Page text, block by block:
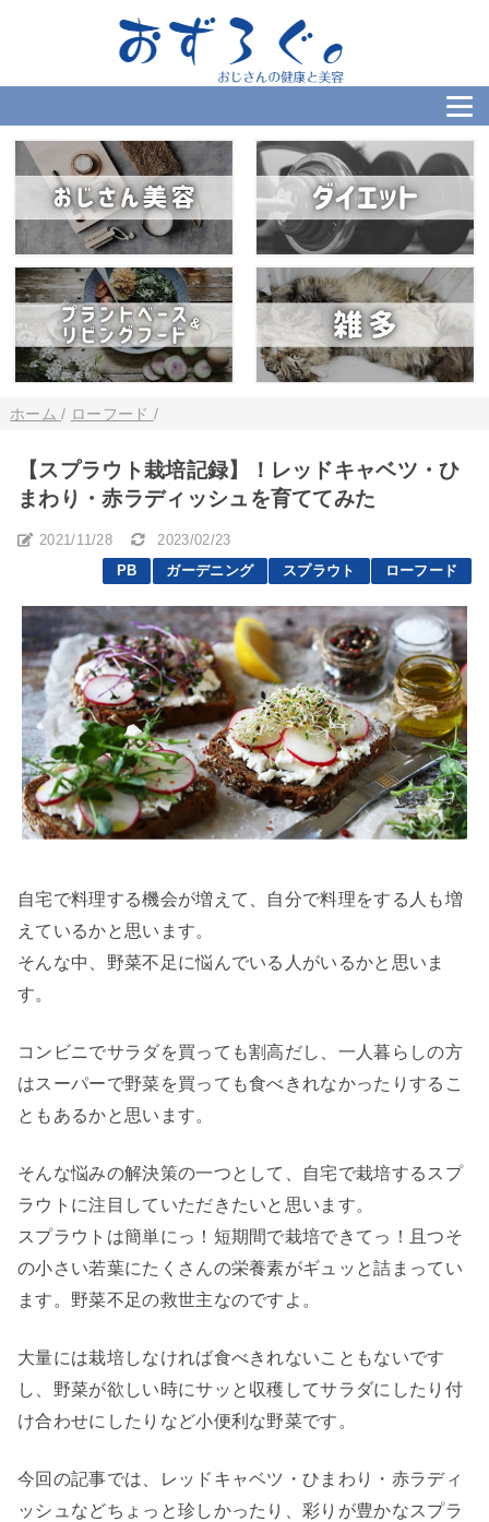
ホーム / ローフード /
【スプラウト栽培記録】！レッドキャベツ・ひ
まわり・赤ラディッシュを育ててみた
2021/11/28
2023/02/23
PB
ガーデニング スプラウト ローフード
自宅で料理する機会が増えて、自分で料理をする人も増
えているかと思います。
そんな中、野菜不足に悩んでいる人がいるかと思いま
す。
コンビニでサラダを買っても割高だし、一人暮らしの方
はスーパーで野菜を買っても食べきれなかったりするこ
ともあるかと思います。
そんな悩みの解決策の一つとして、自宅で栽培するスプ
ラウトに注目していただきたいと思います。
スプラウトは簡単にっ！短期間で栽培できてっ！且つそ
の小さい若葉にたくさんの栄養素がギュッと詰まってい
ます。野菜不足の救世主なのですよ。
大量には栽培しなければ食べきれないこともないです
し、野菜が欲しい時にサッと収穫してサラダにしたり付
け合わせにしたりなど小便利な野菜です。
今回の記事では、レッドキャベツ・ひまわり・赤ラディ
ッシュなどちょっと珍しかったり、彩りが豊かなスプラ